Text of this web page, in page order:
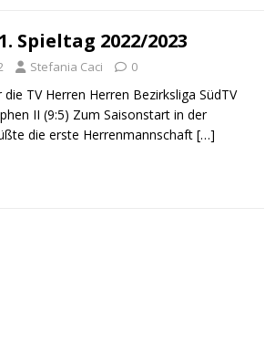
Spieltag 2022/2023
Stefania Caci 0
TV Herren Herren Bezirksliga SüdTV
II (9:5) Zum Saisonstart in der
die erste Herrenmannschaft […]